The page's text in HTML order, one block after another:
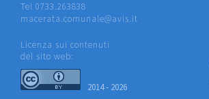
Tel 0733.263838
macerata.comunale@avis.it
Licenza sui contenuti
del sito web:
2014 - 2026